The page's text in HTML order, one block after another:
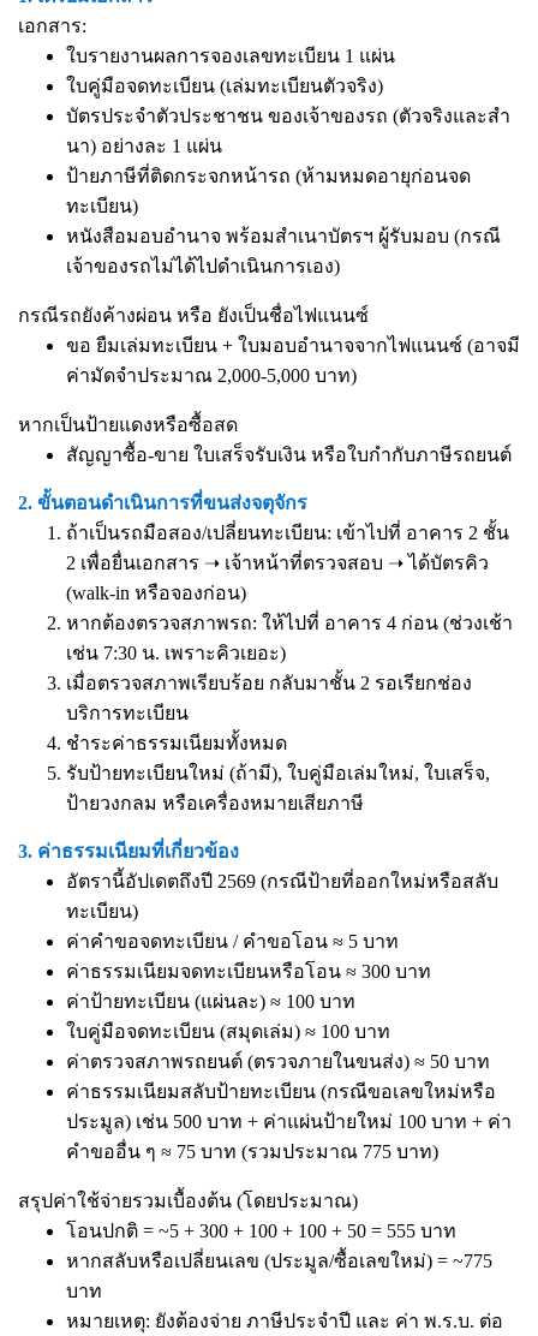
เอกสาร:
ใบรายงานผลการจองเลขทะเบียน 1 แผ่น
ใบคู่มือจดทะเบียน (เล่มทะเบียนตัวจริง)
บัตรประจำตัวประชาชน ของเจ้าของรถ (ตัวจริงและสำ
นา) อย่างละ 1 แผ่น
ป้ายภาษีที่ติดกระจกหน้ารถ (ห้ามหมดอายุก่อนจด
ทะเบียน)
หนังสือมอบอำนาจ พร้อมสำเนาบัตรฯ ผู้รับมอบ (กรณี
เจ้าของรถไม่ได้ไปดำเนินการเอง)
กรณีรถยังค้างผ่อน หรือ ยังเป็นชื่อไฟแนนซ์
ขอ ยืมเล่มทะเบียน + ใบมอบอำนาจจากไฟแนนซ์ (อาจมี
ค่ามัดจำประมาณ 2,000-5,000 บาท)
หากเป็นป้ายแดงหรือซื้อสด
สัญญาซื้อ-ขาย ใบเสร็จรับเงิน หรือใบกำกับภาษีรถยนต์
2. ขั้นตอนดำเนินการที่ขนส่งจตุจักร
ถ้าเป็นรถมือสอง/เปลี่ยนทะเบียน: เข้าไปที่ อาคาร 2 ชั้น
2 เพื่อยื่นเอกสาร ➝ เจ้าหน้าที่ตรวจสอบ ➝ ได้บัตรคิว
(walk-in หรือจองก่อน)
หากต้องตรวจสภาพรถ: ให้ไปที่ อาคาร 4 ก่อน (ช่วงเช้า
เช่น 7:30 น. เพราะคิวเยอะ)
เมื่อตรวจสภาพเรียบร้อย กลับมาชั้น 2 รอเรียกช่อง
บริการทะเบียน
ชำระค่าธรรมเนียมทั้งหมด
รับป้ายทะเบียนใหม่ (ถ้ามี), ใบคู่มือเล่มใหม่, ใบเสร็จ,
ป้ายวงกลม หรือเครื่องหมายเสียภาษี
3. ค่าธรรมเนียมที่เกี่ยวข้อง
อัตรานี้อัปเดตถึงปี 2569 (กรณีป้ายที่ออกใหม่หรือสลับ
ทะเบียน)
ค่าคำขอจดทะเบียน / คำขอโอน ≈ 5 บาท
ค่าธรรมเนียมจดทะเบียนหรือโอน ≈ 300 บาท
ค่าป้ายทะเบียน (แผ่นละ) ≈ 100 บาท
ใบคู่มือจดทะเบียน (สมุดเล่ม) ≈ 100 บาท
ค่าตรวจสภาพรถยนต์ (ตรวจภายในขนส่ง) ≈ 50 บาท
ค่าธรรมเนียมสลับป้ายทะเบียน (กรณีขอเลขใหม่หรือ
ประมูล) เช่น 500 บาท + ค่าแผ่นป้ายใหม่ 100 บาท + ค่า
คำขออื่น ๆ ≈ 75 บาท (รวมประมาณ 775 บาท)
สรุปค่าใช้จ่ายรวมเบื้องต้น (โดยประมาณ)
โอนปกติ = ~5 + 300 + 100 + 100 + 50 = 555 บาท
หากสลับหรือเปลี่ยนเลข (ประมูล/ซื้อเลขใหม่) = ~775
บาท
หมายเหตุ: ยังต้องจ่าย ภาษีประจำปี และ ค่า พ.ร.บ. ต่อ